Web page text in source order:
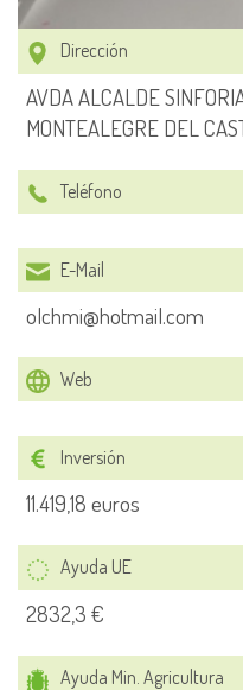
Dirección
AVDA ALCALDE
MONTEALEGRE DEL
Teléfono
E-Mail
olchmi@hotmail.com
Web
Inversión
11.419,18 euros
Ayuda UE
2832,3 €
Ayuda Min. Agricultura